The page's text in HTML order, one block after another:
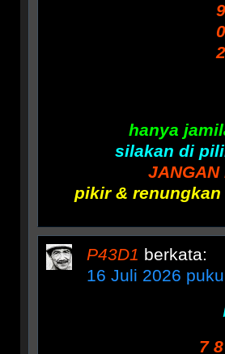
hanya
silakan di
JANGAN
pikir &
P43D1 berkata:
16 Juli 2026
7